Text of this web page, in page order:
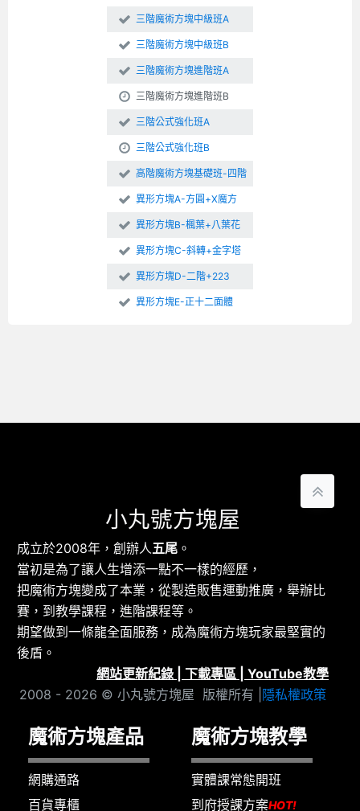
三階魔術方塊中級班A
三階魔術方塊中級班B
三階魔術方塊進階班A
三階魔術方塊進階班B
三階公式強化班A
三階公式強化班B
高階魔術方塊基礎班-四階
異形方塊A-方圓+X魔方
異形方塊B-楓葉+八葉花
異形方塊C-斜轉+金字塔
異形方塊D-二階+223
異形方塊E-正十二面體
小丸號方塊屋
成立於2008年，創辦人五尾 。
當初是為了讓人生增添一點不一樣的經歷，
把魔術方塊變成了本業，從製造販售運動推廣，舉辦比
賽，到教學課程，進階課程等。
期望做到一條龍全面服務，成為魔術方塊玩家最堅實的
後盾。
網站更新紀錄
下載專區
YouTube教學
2008 - 2026 © 小丸號方塊屋 版權所有 | 隱私權政策
魔術方塊產品
網購通路
百貨專櫃
魔術方塊教學
實體課常態開班
到府授課方案HOT!